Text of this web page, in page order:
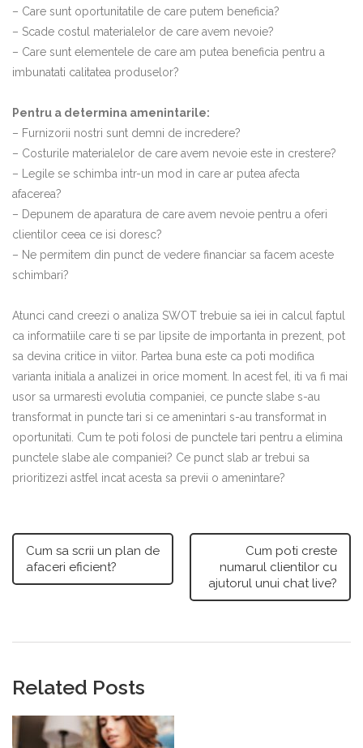
– Care sunt oportunitatile de care putem beneficia?
– Scade costul materialelor de care avem nevoie?
– Care sunt elementele de care am putea beneficia pentru a
imbunatati calitatea produselor?
Pentru a determina amenintarile:
– Furnizorii nostri sunt demni de incredere?
– Costurile materialelor de care avem nevoie este in crestere?
– Legile se schimba intr-un mod in care ar putea afecta
afacerea?
– Depunem de aparatura de care avem nevoie pentru a oferi
clientilor ceea ce isi doresc?
– Ne permitem din punct de vedere financiar sa facem aceste
schimbari?
Atunci cand creezi o analiza SWOT trebuie sa iei in calcul faptul
ca informatiile care ti se par lipsite de importanta in prezent, pot
sa devina critice in viitor. Partea buna este ca poti modifica
varianta initiala a analizei in orice moment. In acest fel, iti va fi mai
usor sa urmaresti evolutia companiei, ce puncte slabe s-au
transformat in puncte tari si ce amenintari s-au transformat in
oportunitati. Cum te poti folosi de punctele tari pentru a elimina
punctele slabe ale companiei? Ce punct slab ar trebui sa
prioritizezi astfel incat acesta sa previi o amenintare?
Cum sa scrii un plan de
afaceri eficient?
Cum poti creste
numarul clientilor cu
ajutorul unui chat live?
Related Posts